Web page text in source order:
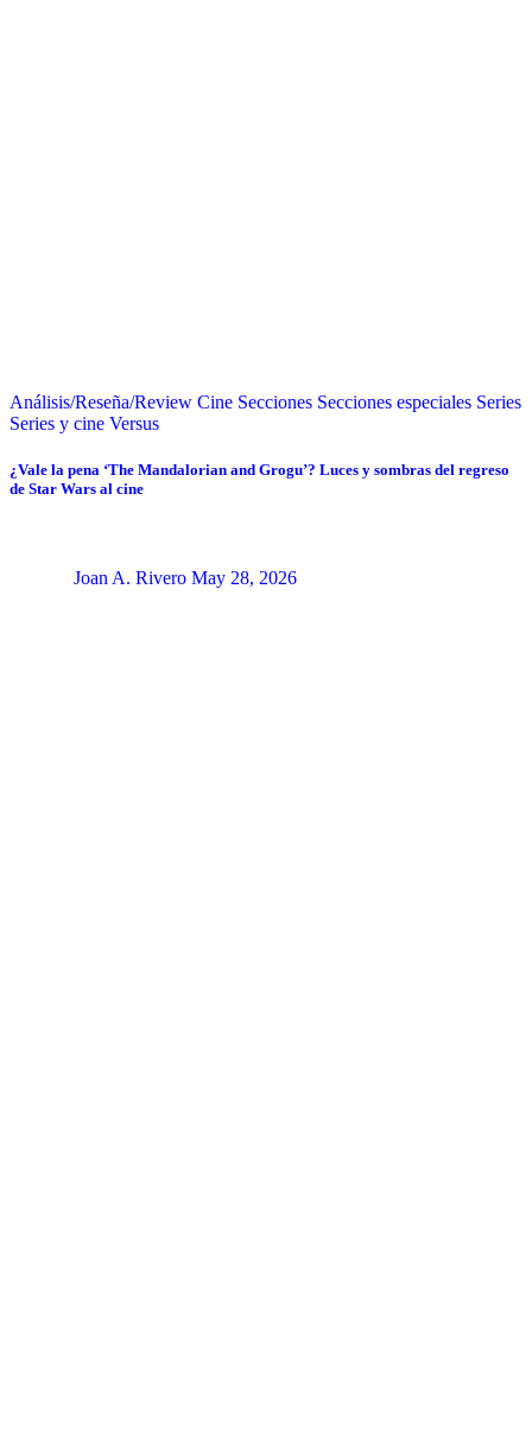
Análisis/Reseña/Review Cine Secciones Secciones especiales Series
Series y cine Versus
¿Vale la pena ‘The Mandalorian and Grogu’? Luces y sombras del regreso
de Star Wars al cine
Joan A. Rivero May 28, 2026